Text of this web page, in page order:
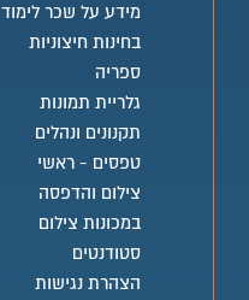
מידע על שכר לימוד
בחינות חיצוניות
ספריה
גלריית תמונות
תקנונים ונהלים
טפסים - ראשי
צילום והדפסה
במכונות צילום
סטודנטים
הצהרת נגישות